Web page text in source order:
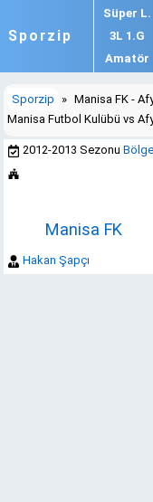
Sporzip
Süper L.
3L 1.G
Amatör
Sporzip » Manisa FK -
Manisa Futbol Kulübü vs
2012-2013 Sezonu
Manisa FK
Hakan Şapçı